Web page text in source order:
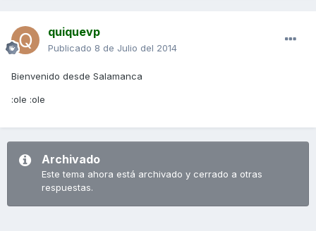
quiquevp
Publicado 8 de Julio del 2014
Bienvenido desde Salamanca
:ole :ole
Archivado
Este tema ahora está archivado y cerrado a otras
respuestas.